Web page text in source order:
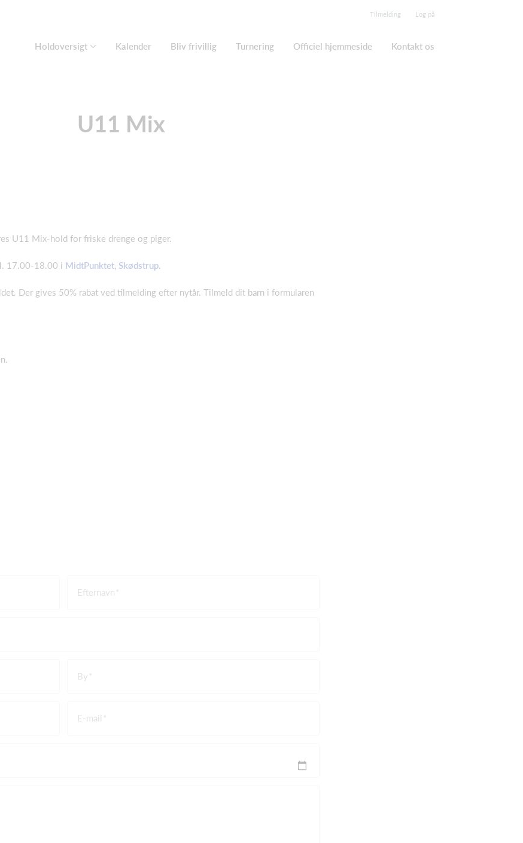
Tilmelding Log på
Holdoversigt Kalender Bliv frivillig Turnering Officiel hjemmeside Kontakt os
U11 Mix
U11 Mix-hold for friske drenge og piger.
17.00-18.00 i MidtPunktet, Skødstrup.
Der gives 50% rabat ved tilmelding efter nytår. Tilmeld dit barn i formularen
Efternavn
By
E-mail